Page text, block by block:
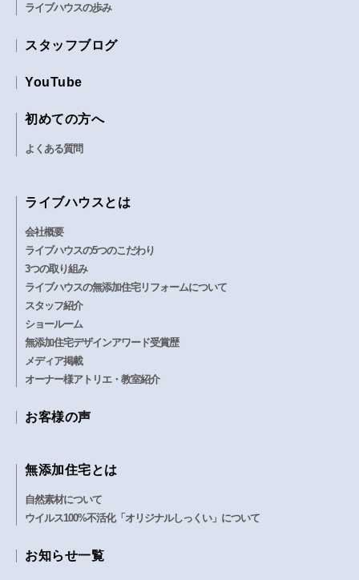
ライブハウスの歩み
スタッフブログ
YouTube
初めての方へ
よくある質問
ライブハウスとは
会社概要
ライブハウスの5つのこだわり
3つの取り組み
ライブハウスの無添加住宅リフォームについて
スタッフ紹介
ショールーム
無添加住宅デザインアワード受賞歴
メディア掲載
オーナー様アトリエ・教室紹介
お客様の声
無添加住宅とは
自然素材について
ウイルス100%不活化「オリジナルしっくい」について
お知らせ一覧